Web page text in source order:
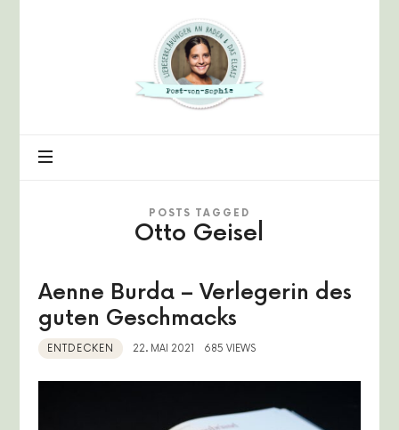
Post
von
Sophie
POSTS TAGGED
Otto Geisel
Aenne Burda – Verlegerin des
guten Geschmacks
ENTDECKEN 22. MAI 2021 685 VIEWS